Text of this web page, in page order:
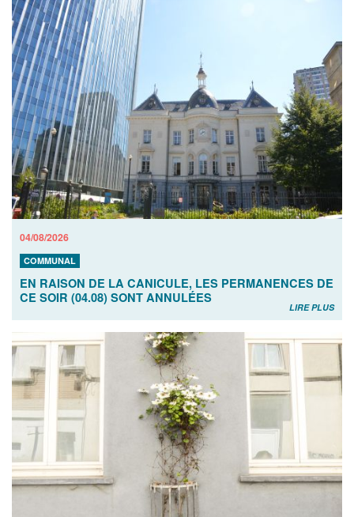
04/08/2026
COMMUNAL
EN RAISON DE LA CANICULE, LES PERMANENCES DE
CE SOIR (04.08) SONT ANNULÉES
LIRE PLUS